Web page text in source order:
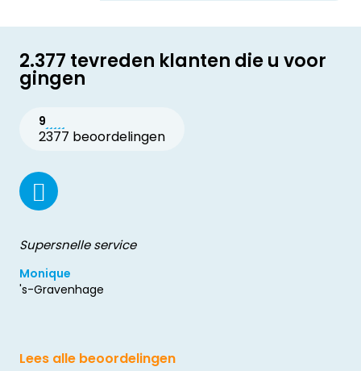
2.377 tevreden klanten die u voor
gingen
9
2377 beoordelingen
Supersnelle service
Monique
's-Gravenhage
Lees alle beoordelingen